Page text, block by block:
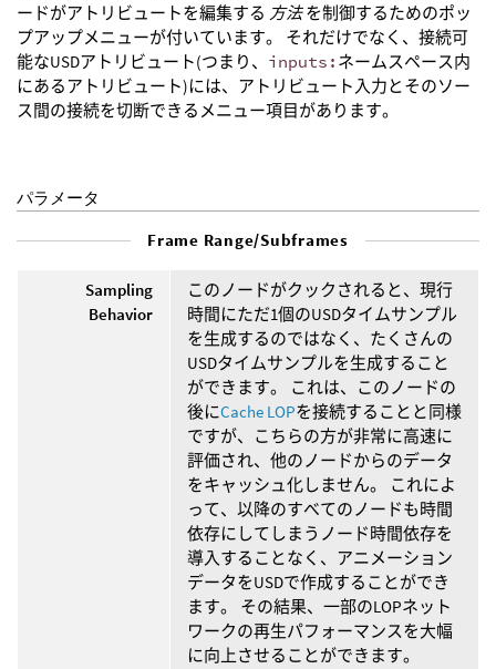
ードがアトリビュートを編集する 方法を制御するためのポッ
プアップメニューが付いています。 それだけでなく、接続可
能なUSDアトリビュート(つまり、 inputs: ネームスペース内
にあるアトリビュート)には、アトリビュート入力とそのソー
ス間の接続を切断できるメニュー項目があります。
パラメータ
Frame Range/Subframes
Sampling
Behavior
このノードがクックされると、現行
時間にただ1個のUSDタイムサンプル
を生成するのではなく、たくさんの
USDタイムサンプルを生成すること
ができます。 これは、このノードの
後にCache LOPを接続することと同様
ですが、こちらの方が非常に高速に
評価され、他のノードからのデータ
をキャッシュ化しません。 これによ
って、以降のすべてのノードも時間
依存にしてしまうノード時間依存を
導入することなく、アニメーション
データをUSDで作成することができ
ます。 その結果、一部のLOPネット
ワークの再生パフォーマンスを大幅
に向上させることができます。